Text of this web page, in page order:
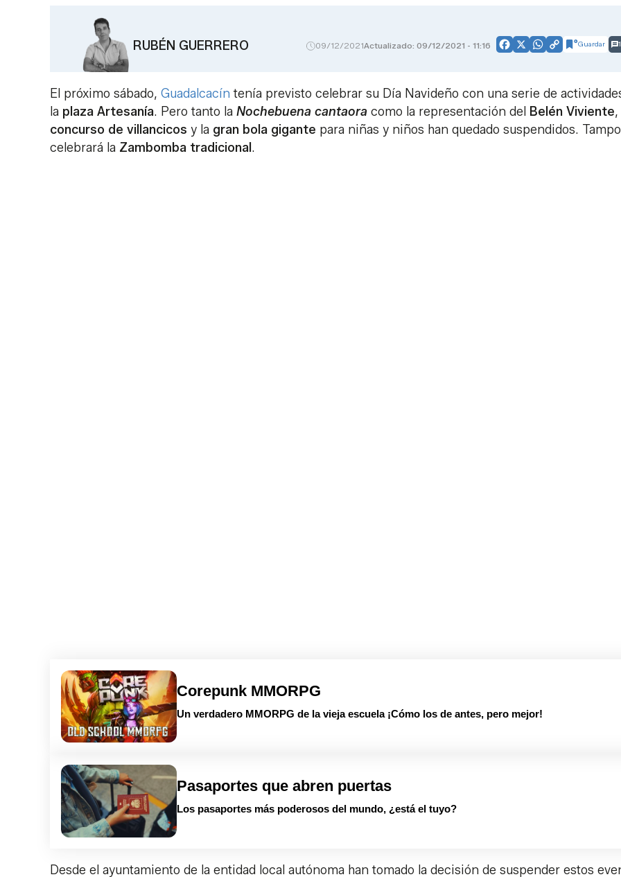
RUBÉN GUERRERO 09/12/2021Actualizado: 09/12/2021 - 11:16 Facebook
X WhatsApp
CopyGuardar 1
El próximo sábado, Guadalcacín tenía previsto celebrar su Día Navideño con una serie de
la plaza Artesanía. Pero tanto la Nochebuena cantaora como la representación del Belén Viviente
concurso de villancicos y la gran bola gigante para niñas y niños han quedado suspendidos.
celebrará la Zambomba tradicional .
Corepunk MMORPG
Un verdadero MMORPG de la vieja escuela ¡Cómo los de antes, pero mejor!
Pasaportes que abren puertas
Los pasaportes más poderosos del mundo, ¿está el tuyo?
Desde el ayuntamiento de la entidad local autónoma han tomado la decisión de suspender estos